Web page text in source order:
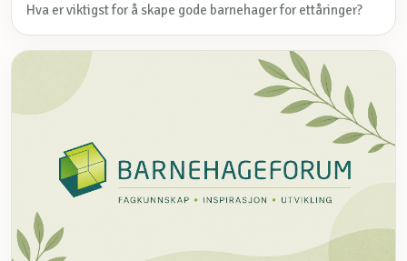
Hva er viktigst for å skape gode barnehager for ettåringer?